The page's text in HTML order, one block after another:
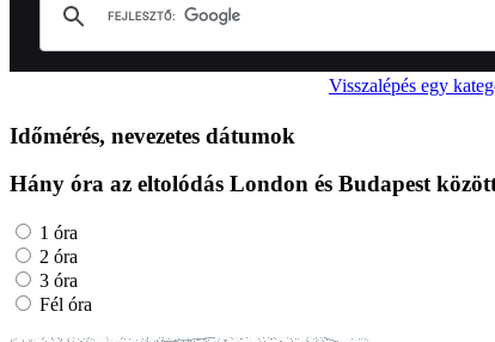
Visszalépés egy
Időmérés, nevezetes dátumok
Hány óra az eltolódás London és Budapest
1 óra
2 óra
3 óra
Fél óra